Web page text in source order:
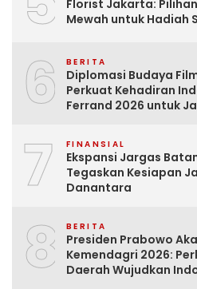
Florist Jakarta:
Mewah untuk Hadiah
6 BERITA
Diplomasi Budaya
Perkuat Kehadiran
Ferrand 2026 untuk
7 FINANSIAL
Ekspansi Jargas
Tegaskan Kesiapan
Danantara
8 BERITA
Presiden Prabowo
Kemendagri 2026:
Daerah Wujudkan